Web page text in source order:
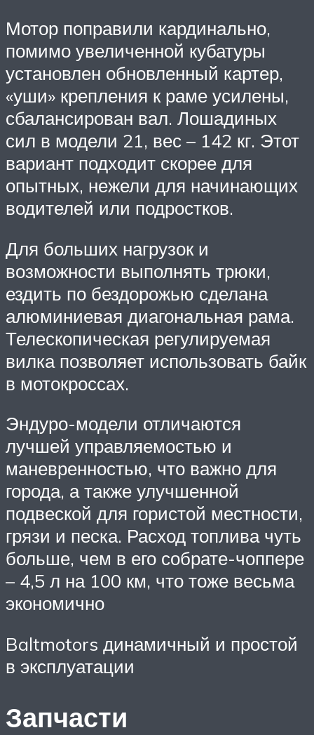
Мотор поправили кардинально,
помимо увеличенной кубатуры
установлен обновленный картер,
«уши» крепления к раме усилены,
сбалансирован вал. Лошадиных
сил в модели 21, вес – 142 кг. Этот
вариант подходит скорее для
опытных, нежели для начинающих
водителей или подростков.
Для больших нагрузок и
возможности выполнять трюки,
ездить по бездорожью сделана
алюминиевая диагональная рама.
Телескопическая регулируемая
вилка позволяет использовать байк
в мотокроссах.
Эндуро-модели отличаются
лучшей управляемостью и
маневренностью, что важно для
города, а также улучшенной
подвеской для гористой местности,
грязи и песка. Расход топлива чуть
больше, чем в его собрате-чоппере
– 4,5 л на 100 км, что тоже весьма
экономично
Baltmotors динамичный и простой
в эксплуатации
Запчасти